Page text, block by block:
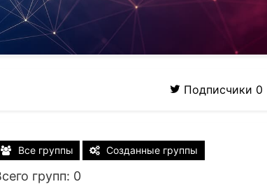
Подписчики 0
Все группы Созданные группы
групп: 0